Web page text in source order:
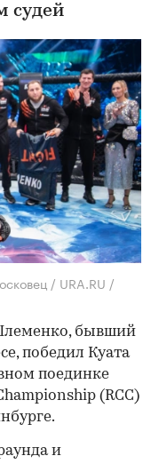
судей
/ URA.RU /
бывший
победил Куата
поединке
(RCC)
и